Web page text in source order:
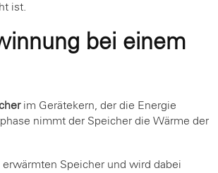
ist.
bei einem
im Gerätekern, der die Energie
nimmt der Speicher die Wärme der
Speicher und wird dabei